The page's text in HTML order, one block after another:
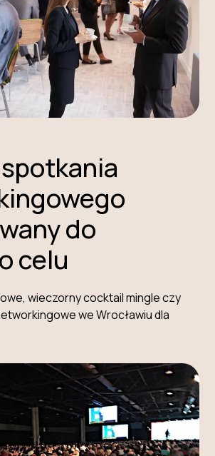
do
celu
wieczorny cocktail mingle czy
we Wrocławiu dla